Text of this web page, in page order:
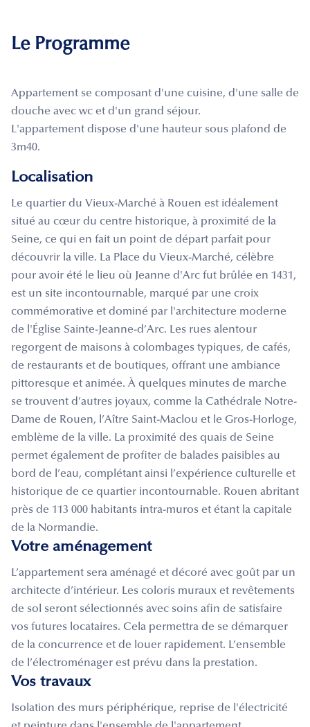
Le Programme
Appartement se composant d'une cuisine, d'une salle de
douche avec wc et d'un grand séjour.
L'appartement dispose d'une hauteur sous plafond de
3m40.
Localisation
Le quartier du Vieux-Marché à Rouen est idéalement
situé au cœur du centre historique, à proximité de la
Seine, ce qui en fait un point de départ parfait pour
découvrir la ville. La Place du Vieux-Marché, célèbre
pour avoir été le lieu où Jeanne d'Arc fut brûlée en 1431,
est un site incontournable, marqué par une croix
commémorative et dominé par l'architecture moderne
de l'Église Sainte-Jeanne-d’Arc. Les rues alentour
regorgent de maisons à colombages typiques, de cafés,
de restaurants et de boutiques, offrant une ambiance
pittoresque et animée. À quelques minutes de marche
se trouvent d’autres joyaux, comme la Cathédrale Notre-
Dame de Rouen, l’Aître Saint-Maclou et le Gros-Horloge,
emblème de la ville. La proximité des quais de Seine
permet également de profiter de balades paisibles au
bord de l’eau, complétant ainsi l’expérience culturelle et
historique de ce quartier incontournable. Rouen abritant
près de 113 000 habitants intra-muros et étant la capitale
de la Normandie.
Votre aménagement
L’appartement sera aménagé et décoré avec goût par un
architecte d’intérieur. Les coloris muraux et revêtements
de sol seront sélectionnés avec soins afin de satisfaire
vos futures locataires. Cela permettra de se démarquer
de la concurrence et de louer rapidement. L’ensemble
de l’électroménager est prévu dans la prestation.
Vos travaux
Isolation des murs périphérique, reprise de l'électricité